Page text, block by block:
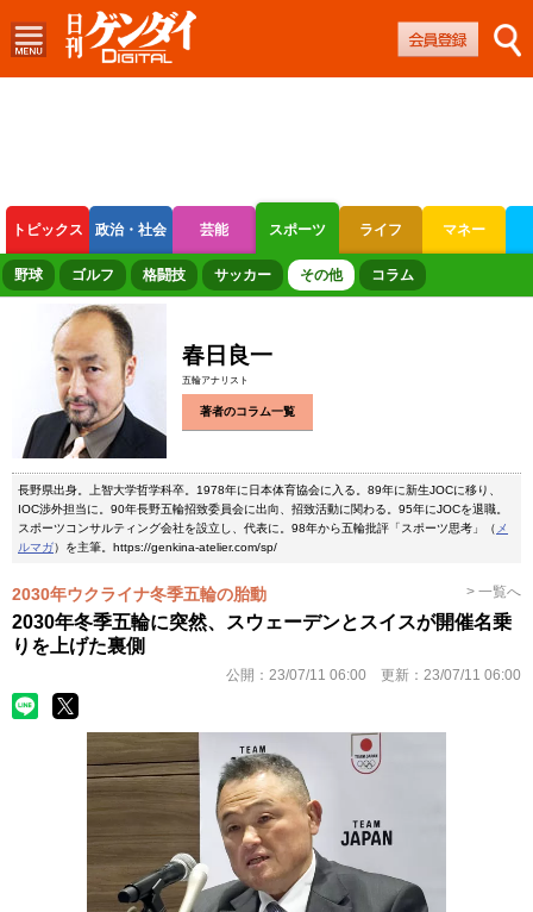
トピックス 政治・社会 芸能 スポーツ ライフ マネー
ボートレース 競輪 オートレース
野球 ゴルフ 格闘技 サッカー その他 コラム
春日良一
五輪アナリスト
著者のコラム一覧
長野県出身。上智大学哲学科卒。1978年に日本体育協会に入る。89年に新生JOCに移り、
IOC渉外担当に。90年長野五輪招致委員会に出向、招致活動に関わる。95年にJOCを退職。
スポーツコンサルティング会社を設立し、代表に。98年から五輪批評「スポーツ思考」（ メ
ルマガ）を主筆。https://genkina-atelier.com/sp/
2030年ウクライナ冬季五輪の胎動 > 一覧へ
2030年冬季五輪に突然、スウェーデンとスイスが開催名乗
りを上げた裏側
公開： 23/07/11 06:00 更新： 23/07/11 06:00